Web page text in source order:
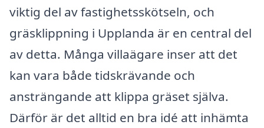
viktig del av fastighetsskötseln, och
gräsklippning i Upplanda är en central del
av detta. Många villaägare inser att det
kan vara både tidskrävande och
ansträngande att klippa gräset själva.
Därför är det alltid en bra idé att inhämta